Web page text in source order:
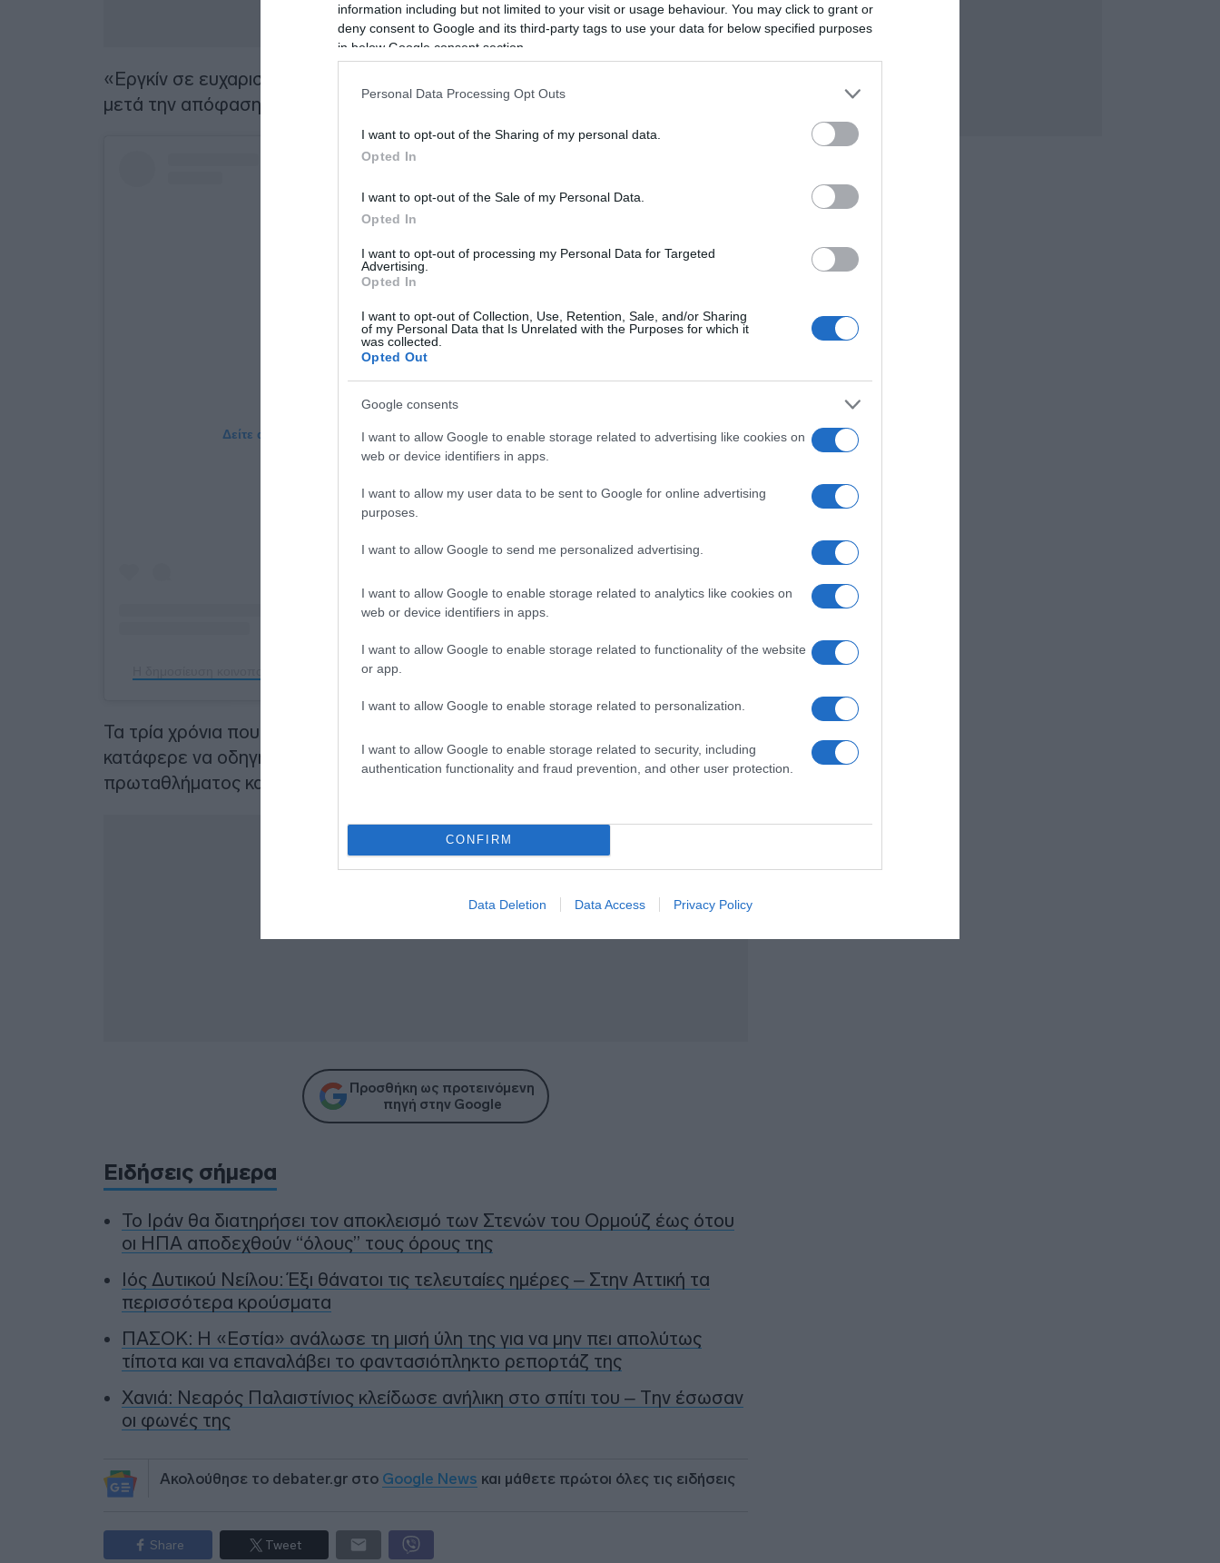
information including but not limited to your visit or usage behaviour. You may click to grant or
deny consent to Google and its third-party tags to use your data for below specified purposes
in below Google consent section.
Personal Data Processing Opt Outs
I want to opt-out of the Sharing of my personal data.
Opted In
I want to opt-out of the Sale of my Personal Data.
Opted In
I want to opt-out of processing my Personal Data for Targeted
Advertising.
Opted In
I want to opt-out of Collection, Use, Retention, Sale, and/or Sharing
of my Personal Data that Is Unrelated with the Purposes for which it
was collected.
Opted Out
Google consents
I want to allow Google to enable storage related to advertising like cookies on
web or device identifiers in apps.
I want to allow my user data to be sent to Google for online advertising
purposes.
I want to allow Google to send me personalized advertising.
I want to allow Google to enable storage related to analytics like cookies on
web or device identifiers in apps.
I want to allow Google to enable storage related to functionality of the website
or app.
I want to allow Google to enable storage related to personalization.
I want to allow Google to enable storage related to security, including
authentication functionality and fraud prevention, and other user protection.
CONFIRM
Data Deletion Data Access Privacy Policy
«Εργκίν σε ευχαριστούμε» ανέφερε η ανάρτηση της ΚΑΕ Παναθηναϊκός λίγο
μετά την απόφαση που πάρθηκε ανάμεσα στις δυο πλευρές.
Δείτε αυτή τη δημοσίευση στο Instagram.
Η δημοσίευση κοινοποιήθηκε από το χρήστη Panathinaikos BC (@paobcgr)
Τα τρία χρόνια που ο Τούρκος τεχνικός βρέθηκε στον πάγκο της ομάδας
κατάφερε να οδηγήσει τον σύλλογο στην κατάκτηση μίας Ευρωλίγκας, ενός
πρωταθλήματος και δύο Κυπέλλων Ελλάδας.
Προσθήκη ως προτεινόμενη
πηγή στην Google
Ειδήσεις σήμερα
To Ιράν θα διατηρήσει τον αποκλεισμό των Στενών του Ορμούζ έως ότου
οι ΗΠΑ αποδεχθούν “όλους” τους όρους της
Ιός Δυτικού Νείλου: Έξι θάνατοι τις τελευταίες ημέρες – Στην Αττική τα
περισσότερα κρούσματα
ΠΑΣΟΚ: Η «Εστία» ανάλωσε τη μισή ύλη της για να μην πει απολύτως
τίποτα και να επαναλάβει το φαντασιόπληκτο ρεπορτάζ της
Χανιά: Νεαρός Παλαιστίνιος κλείδωσε ανήλικη στο σπίτι του – Την έσωσαν
οι φωνές της
Ακολούθησε το debater.gr στο Google News και μάθετε πρώτοι όλες τις ειδήσεις
Share Tweet